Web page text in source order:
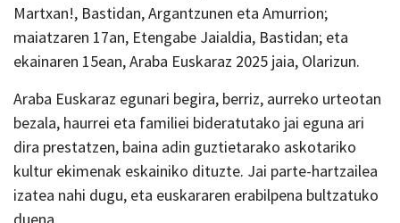
Martxan!, Bastidan, Argantzunen eta Amurrion;
maiatzaren 17an, Etengabe Jaialdia, Bastidan; eta
ekainaren 15ean, Araba Euskaraz 2025 jaia, Olarizun.
Araba Euskaraz egunari begira, berriz, aurreko urteotan
bezala, haurrei eta familiei bideratutako jai eguna ari
dira prestatzen, baina adin guztietarako askotariko
kultur ekimenak eskainiko dituzte. Jai parte-hartzailea
izatea nahi dugu, eta euskararen erabilpena bultzatuko
duena.